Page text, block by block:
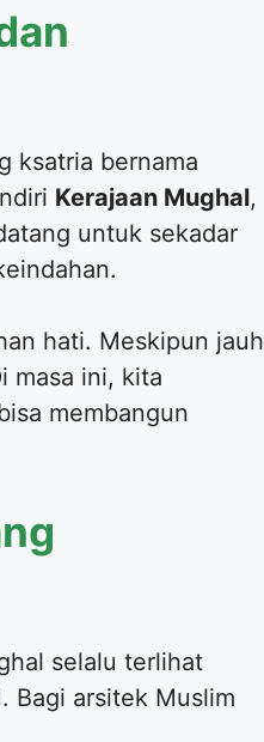
ksatria bernama
Kerajaan Mughal,
untuk sekadar
hati. Meskipun jauh
masa ini, kita
membangun
selalu terlihat
Bagi arsitek Muslim